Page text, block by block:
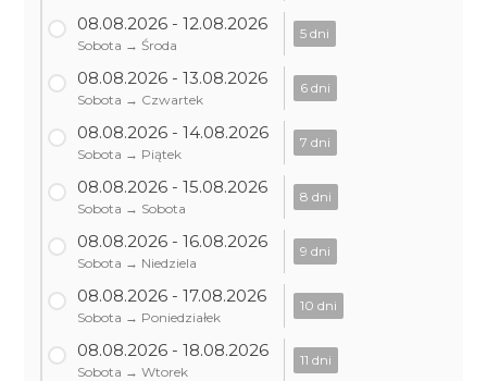
08.08.2026 - 12.08.2026
Sobota → Środa
5 dni
08.08.2026 - 13.08.2026
Sobota → Czwartek
6 dni
08.08.2026 - 14.08.2026
Sobota → Piątek
7 dni
08.08.2026 - 15.08.2026
Sobota → Sobota
8 dni
08.08.2026 - 16.08.2026
Sobota → Niedziela
9 dni
08.08.2026 - 17.08.2026
Sobota → Poniedziałek
10 dni
08.08.2026 - 18.08.2026
Sobota → Wtorek
11 dni